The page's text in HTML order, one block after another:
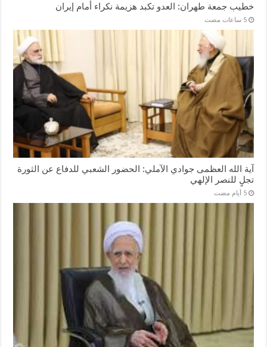
خطيب جمعة طهران: العدو تكبد هزيمة نكراء أمام إيران
‏5 ساعات مضت
آية الله العظمى جوادي الآملي: الحضور الشعبي للدفاع عن الثورة
تجلٍ للنصر الإلهي
‏5 أيام مضت